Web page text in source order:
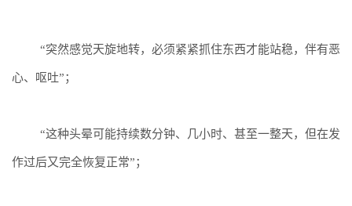
“突然感觉天旋地转， 必须紧紧抓住东西才能站稳，伴有恶
心、呕吐”；
“这种头晕可能持续数分钟、几小时、 甚至一整天，但在发
作过后又完全恢复正常”；